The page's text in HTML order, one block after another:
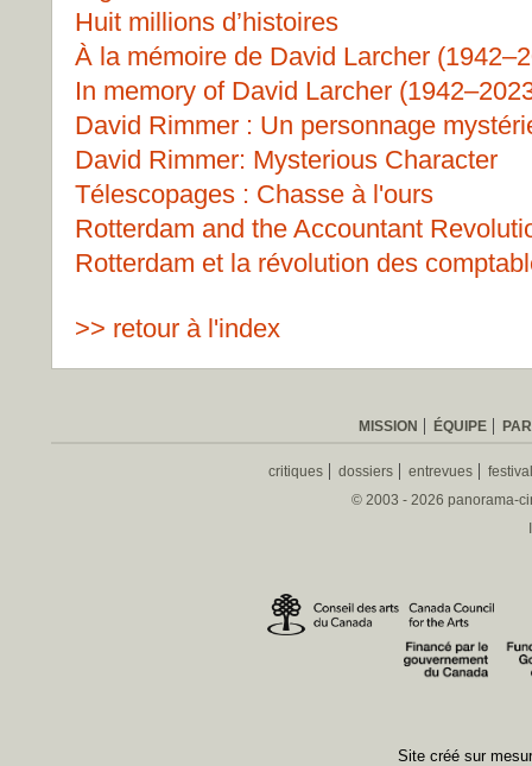
Huit millions d’histoires
À la mémoire de David Larcher
In memory of David Larcher
David Rimmer : Un personnage
David Rimmer: Mysterious Character
Télescopages : Chasse à l'ours
Rotterdam and the Accountant
Rotterdam et la révolution des
>> retour à l'index
MISSION ÉQUIPE
critiques dossiers entrevues
© 2003 - 2026 panorama-
Site créé sur